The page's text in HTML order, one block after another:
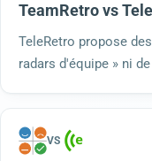
TeamRetro vs
TeleRetro propose
radars d'équipe » ni
regroupement par IA,
conforme à la norme
VS